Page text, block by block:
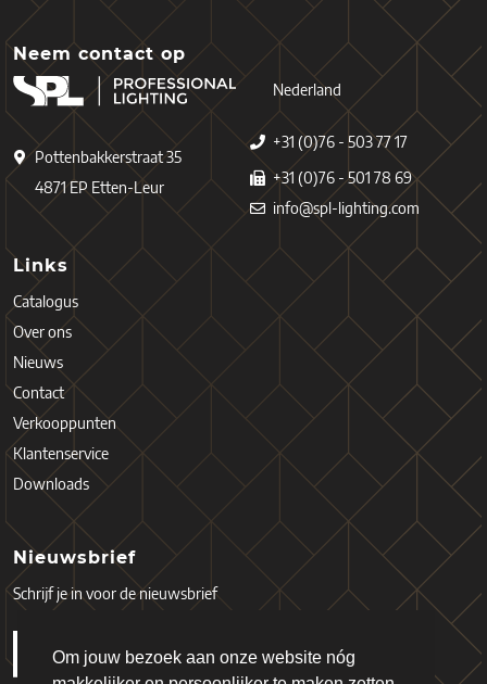
Om jouw bezoek aan onze website nóg
Neem contact op
Pottenbakkerstraat 35
4871 EP Etten-Leur
Nederland
+31 (0)76 - 503 77 17
+31 (0)76 - 501 78 69
info@spl-lighting.com
Links
Catalogus
Over ons
Nieuws
Contact
Verkooppunten
Klantenservice
Downloads
Nieuwsbrief
Schrijf je in voor de nieuwsbrief